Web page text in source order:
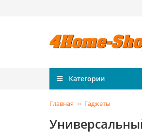
Категории
Главная Гаджеты